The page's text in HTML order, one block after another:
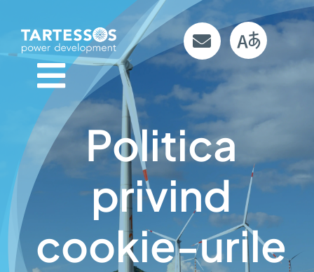
content
Politica
privind
cookie-urile